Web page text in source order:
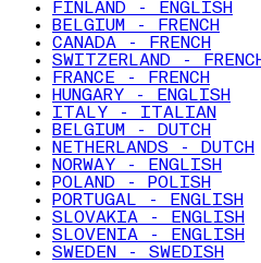
FINLAND - ENGLISH
BELGIUM - FRENCH
CANADA - FRENCH
SWITZERLAND -
FRANCE - FRENCH
HUNGARY - ENGLISH
ITALY - ITALIAN
BELGIUM - DUTCH
NETHERLANDS - DUTCH
NORWAY - ENGLISH
POLAND - POLISH
PORTUGAL - ENGLISH
SLOVAKIA - ENGLISH
SLOVENIA - ENGLISH
SWEDEN - SWEDISH